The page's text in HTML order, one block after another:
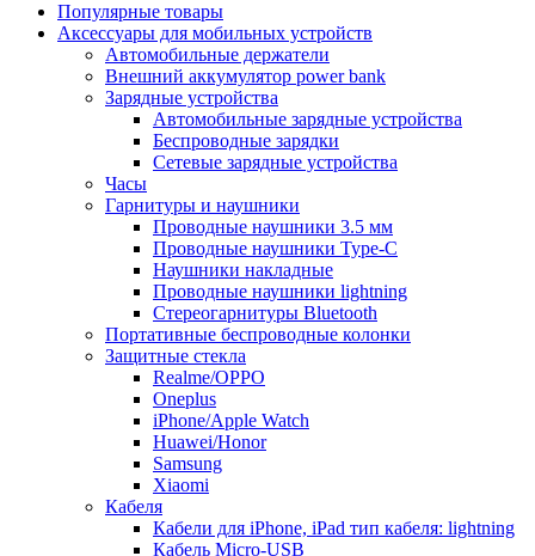
Популярные товары
Аксессуары для мобильных устройств
Автомобильные держатели
Внешний аккумулятор power bank
Зарядные устройства
Автомобильные зарядные устройства
Беспроводные зарядки
Сетевые зарядные устройства
Часы
Гарнитуры и наушники
Проводные наушники 3.5 мм
Проводные наушники Type-C
Наушники накладные
Проводные наушники lightning
Стереогарнитуры Bluetooth
Портативные беспроводные колонки
Защитные стекла
Realme/OPPO
Oneplus
iPhone/Apple Watch
Huawei/Honor
Samsung
Xiaomi
Кабеля
Кабели для iPhone, iPad тип кабеля: lightning
Кабель Micro-USB